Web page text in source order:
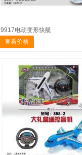
9917电动变形快艇
查看价格